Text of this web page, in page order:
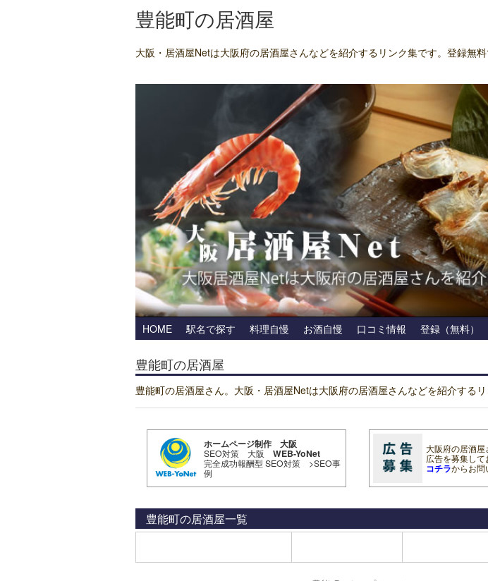
豊能町の居酒屋
大阪・居酒屋Netは大阪府の居酒屋さんなどを紹介するリンク集です。登録無
HOME 駅名で探す 料理自慢 お酒自慢 口コミ情報 登録（無料）
豊能町の居酒屋
豊能町の居酒屋さん。大阪・居酒屋Netは大阪府の居酒屋さんなどを紹介するリ
ホームページ制作 大阪
SEO対策 大阪 WEB-YoNet
完全成功報酬型 SEO対策>SEO事
例
大阪府の居酒屋
広告を募集して
コチラからお問
豊能町の居酒屋一覧